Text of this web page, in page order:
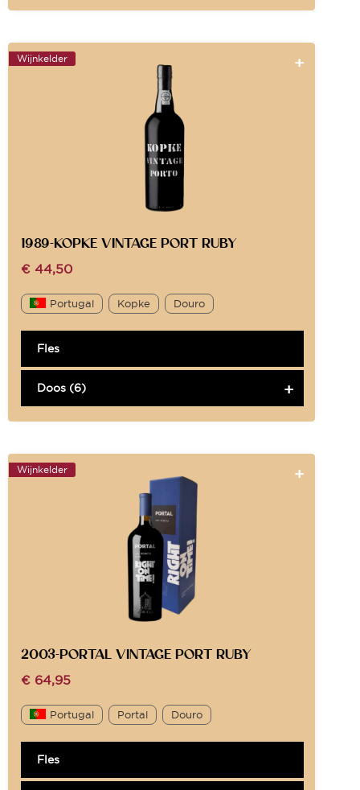
Wijnkelder
1989-KOPKE VINTAGE PORT RUBY
€ 44,50
Portugal Kopke Douro
Fles
Doos (6)
Wijnkelder
2003-PORTAL VINTAGE PORT RUBY
€ 64,95
Portugal Portal Douro
Fles